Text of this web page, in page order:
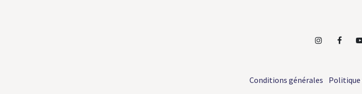
Conditions générales Politique